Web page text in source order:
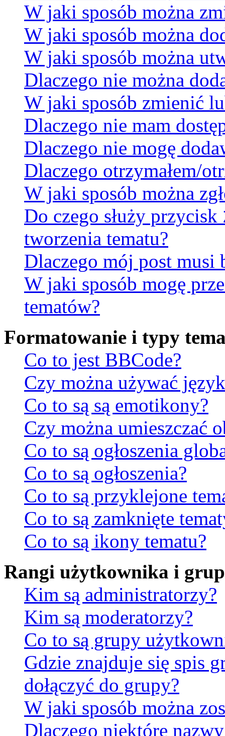
W jaki sposób można
W jaki sposób można
W jaki sposób można
Dlaczego nie można
W jaki sposób zmienić
Dlaczego nie mam
Dlaczego nie mogę
Dlaczego otrzymałem/
W jaki sposób można
Do czego służy przycisk
tworzenia tematu?
Dlaczego mój post musi
W jaki sposób mogę
tematów?
Formatowanie i typy
Co to jest BBCode?
Czy można używać
Co to są są emotikony?
Czy można umieszczać
Co to są ogłoszenia
Co to są ogłoszenia?
Co to są przyklejone
Co to są zamknięte
Co to są ikony tematu?
Rangi użytkownika i
Kim są administratorzy?
Kim są moderatorzy?
Co to są grupy
Gdzie znajduje się spis
dołączyć do grupy?
W jaki sposób można
Dlaczego niektóre